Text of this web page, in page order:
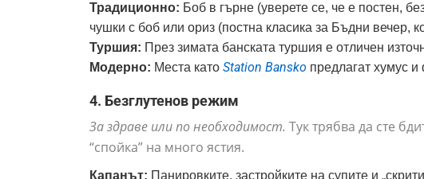
Традиционно: Боб в гърне (уверете се, че е постен,
чушки с боб или ориз (постна класика за Бъдни вечер,
Туршия: През зимата банската туршия е отличен
Модерно: Места като Station Bansko предлагат хумус
4. Безглутенов режим
За здраве или по необходимост. Тук трябва да сте
“спойка” на много ястия.
Капанът: Панировките, застройките на супите и